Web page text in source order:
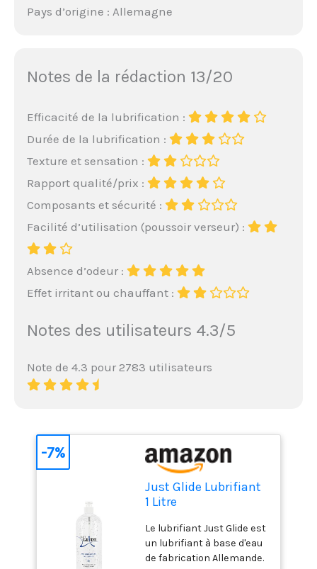
Pays d’origine : Allemagne
Notes de la rédaction 13/20
Efficacité de la lubrification :
Durée de la lubrification :
Texture et sensation :
Rapport qualité/prix :
Composants et sécurité :
Facilité d’utilisation (poussoir verseur) :
Absence d’odeur :
Effet irritant ou chauffant :
Notes des utilisateurs 4.3/5
Note de 4.3 pour 2783 utilisateurs
Just Glide Lubrifiant
1 Litre
Le lubrifiant Just Glide est
un lubrifiant à base d'eau
de fabrication Allemande.
-7%